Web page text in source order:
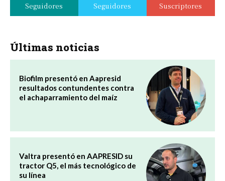
Seguidores Seguidores Suscriptores
Últimas noticias
Biofilm presentó en Aapresid
resultados contundentes contra
el achaparramiento del maíz
Valtra presentó en AAPRESID su
tractor Q5, el más tecnológico de
su línea